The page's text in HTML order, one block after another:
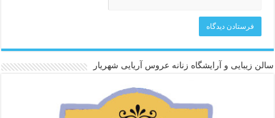
سالن زیبایی و آرایشگاه زنانه عروس آریایی شهریار